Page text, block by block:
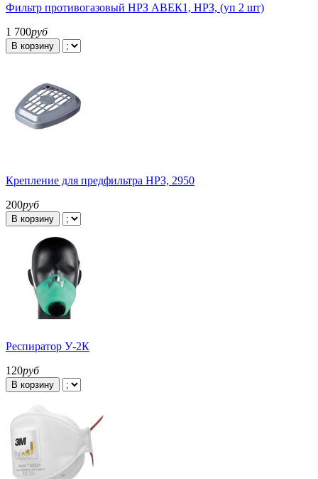
Фильтр противогазовый НРЗ АВЕК1, НРЗ, (уп 2 шт)
1 700руб
В корзину
Крепление для предфильтра НРЗ, 2950
200руб
В корзину
Респиратор У-2К
120руб
В корзину